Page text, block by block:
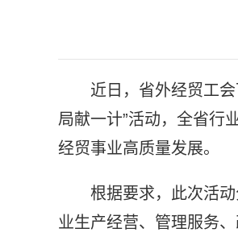
近日，省外经贸工
局献一计”活动，全省行
经贸事业高质量发展。
根据要求，此次活
业生产经营、管理服务